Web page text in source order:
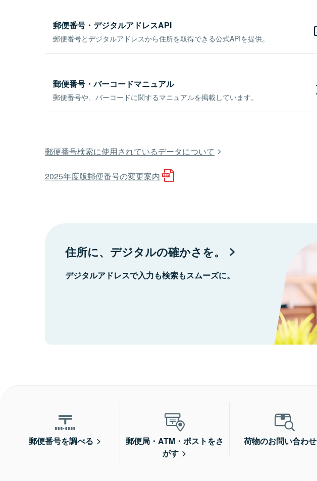
郵便番号・デジタルアドレスAPI
郵便番号とデジタルアドレスから住所を取得できる公式APIを提供。
郵便番号・バーコードマニュアル
郵便番号や、バーコードに関するマニュアルを掲載しています。
郵便番号検索に使用されているデータについて
2025年度版郵便番号の変更案内
住所に、デジタルの確かさを。
デジタルアドレスで入力も検索もスムーズに。
郵便番号を調べる
郵便局・ATM・ポストをさ
がす
荷物のお問い合わせ